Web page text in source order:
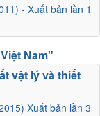
- Xuất bản lần 1
Nam"
Xuất bản lần 3
vật lý và thiết